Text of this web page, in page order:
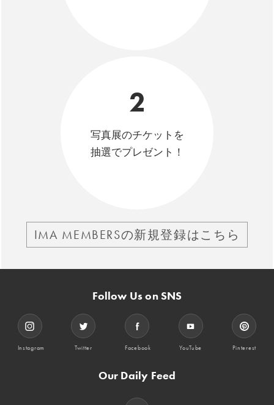
2
写真展のチケットを
抽選でプレゼント！
IMA MEMBERSの新規登録はこちら
Follow Us on SNS
Instagram Twitter Facebook YouTube Pinterest
Our Daily Feed